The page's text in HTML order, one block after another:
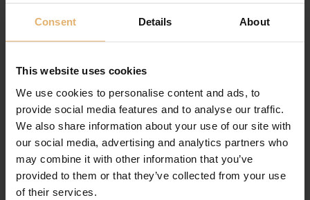
Consent Details About
This website uses cookies
We use cookies to personalise content and ads, to
provide social media features and to analyse our traffic.
We also share information about your use of our site with
our social media, advertising and analytics partners who
may combine it with other information that you’ve
provided to them or that they’ve collected from your use
of their services.